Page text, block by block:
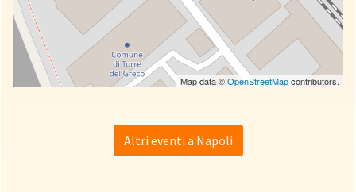
Map data ©OpenStreetMapcontributors.
Altri eventi a Napoli